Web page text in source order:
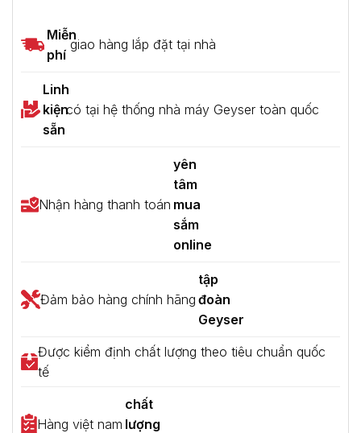
Miễn
phí
giao hàng lắp đặt tại nhà
Linh
kiện
sẵn
có tại hệ thống nhà máy Geyser toàn quốc
Nhận hàng thanh toán
yên
tâm
mua
sắm
online
Đảm bảo hàng chính hãng
tập
đoàn
Geyser
Được kiểm định chất lượng theo tiêu chuẩn quốc
tế
Hàng việt nam
chất
lượng